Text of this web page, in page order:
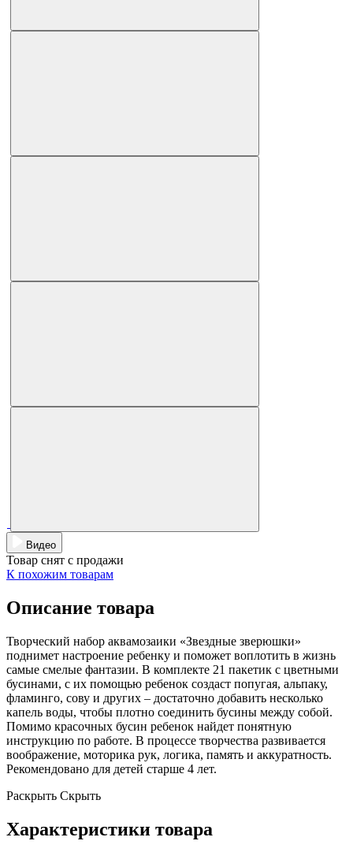
Видео
Товар снят с продажи
К похожим товарам
Описание товара
Творческий набор аквамозаики «Звездные зверюшки»
поднимет настроение ребенку и поможет воплотить в жизнь
самые смелые фантазии. В комплекте 21 пакетик с цветными
бусинами, с их помощью ребенок создаст попугая, альпаку,
фламинго, сову и других – достаточно добавить несколько
капель воды, чтобы плотно соединить бусины между собой.
Помимо красочных бусин ребенок найдет понятную
инструкцию по работе. В процессе творчества развивается
воображение, моторика рук, логика, память и аккуратность.
Рекомендовано для детей старше 4 лет.
Раскрыть Скрыть
Характеристики товара